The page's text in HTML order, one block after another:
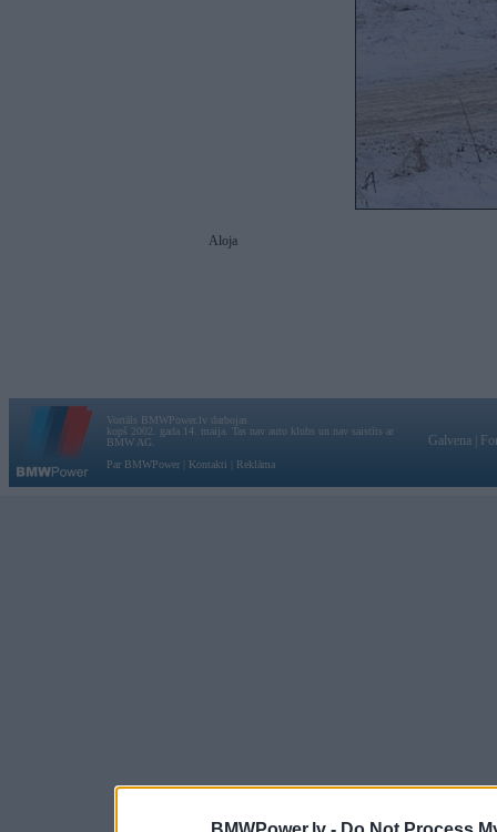
Aloja
Vortāls BMWPower.lv darbojas
kopš 2002. gada 14. maija. Tas nav auto klubs un nav saistīts ar
BMW AG.
Par BMWPower
Kontakti Reklāma
Galvena